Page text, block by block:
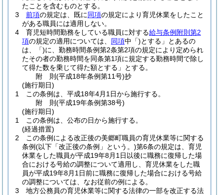
たことを含むものとする。
3
前項の規定は、既に同項の規定により育児休業をしたこと
がある職員には適用しない。
4
育児短時間勤務をしている職員に対する給与条例附則第2
項の規定の適用については、 同項中「)とする」とあるの
は、「)に、勤務時間条例第2条第2項の規定により定められ
たその者の勤務時間を同条第1項に規定する勤務時間で除し
て得た数を乗じて得た額とする」とする。
附 則(平成18年条例第11号)抄
(施行期日)
1
この条例は、平成18年4月1日から施行する。
附 則(平成19年条例第38号)
(施行期日)
1
この条例は、公布の日から施行する。
(経過措置)
2
この条例による改正後の美郷町職員の育児休業等に関する
条例(以下「改正後の条例」という。)第6条の規定は、育児
休業をした職員が平成19年8月1日以後に職務に復帰した場
合における号給の調整について適用し、育児休業をした職
員が平成19年8月1日前に職務に復帰した場合における号給
の調整については、なお従前の例による。
3
地方公務員の育児休業等に関する法律の一部を改正する法